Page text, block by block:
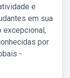
e
em sua
excepcional,
por
-